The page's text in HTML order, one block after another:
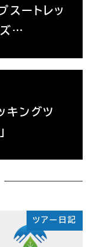
スートレッ
ズ…
キングツ
ツアー日記